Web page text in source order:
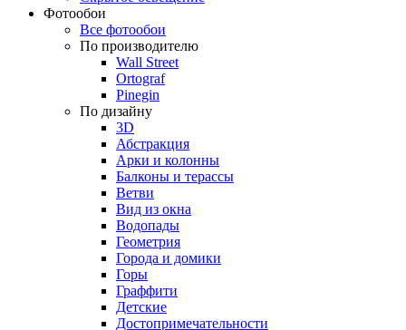
Фотообои
Все фотообои
По производителю
Wall Street
Ortograf
Pinegin
По дизайну
3D
Абстракция
Арки и колонны
Балконы и терассы
Ветви
Вид из окна
Водопады
Геометрия
Города и домики
Горы
Граффити
Детские
Достопримечательности